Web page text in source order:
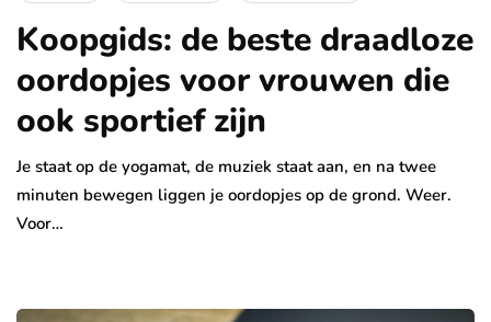
Koopgids: de beste draadloze
oordopjes voor vrouwen die
ook sportief zijn
Je staat op de yogamat, de muziek staat aan, en na twee
minuten bewegen liggen je oordopjes op de grond. Weer.
Voor…